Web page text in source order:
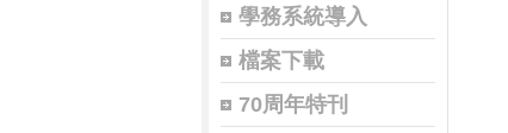
學務系統導入
檔案下載
70周年特刊